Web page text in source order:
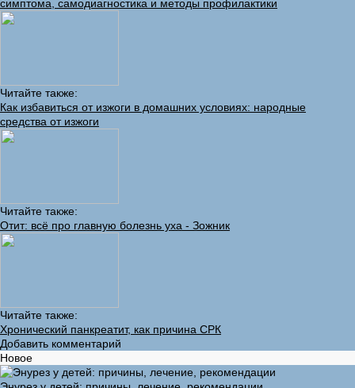
симптома, самодиагностика и методы профилактики
Читайте также:
Как избавиться от изжоги в домашних условиях: народные
средства от изжоги
Читайте также:
Отит: всё про главную болезнь уха - Зожник
Читайте также:
Хронический панкреатит, как причина СРК
Добавить комментарий
Новое